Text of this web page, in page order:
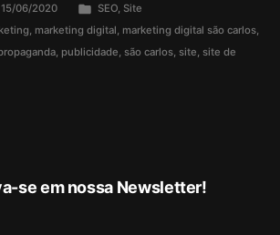
15/06/2020 SEO Site
marketing digital marketing digital são carlos,
publicidade são carlos site site de
se em nossa Newsletter!